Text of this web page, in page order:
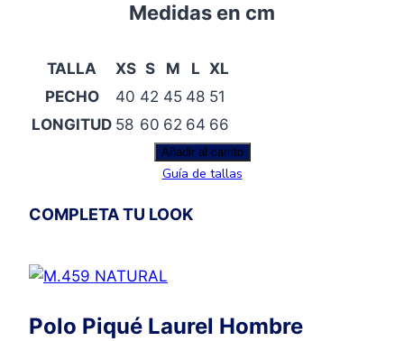
Medidas en cm
TALLA XS S M L XL
PECHO
40 42 45 48 51
LONGITUD 58 60 62 64 66
Polo
Manga
Tricolor
Añadir al carrito
Guía de tallas
COMPLETA TU LOOK
Polo Piqué Laurel Hombre